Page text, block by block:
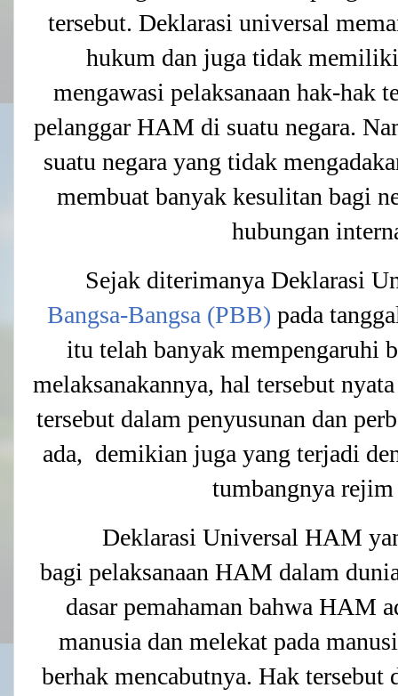
tersebut. Deklarasi universal
hukum dan juga tidak
mengawasi pelaksanaan hak-hak
pelanggar HAM di suatu negara.
suatu negara yang tidak
membuat banyak kesulitan bagi
hubungan
Sejak diterimanya Deklarasi
Bangsa-Bangsa (PBB) pada
itu telah banyak mempengaruhi
melaksanakannya, hal tersebut
tersebut dalam penyusunan dan
ada, demikian juga yang terjadi
tumbangnya
Deklarasi Universal HAM
bagi pelaksanaan HAM dalam
dasar pemahaman bahwa HAM
manusia dan melekat pada
berhak mencabutnya. Hak